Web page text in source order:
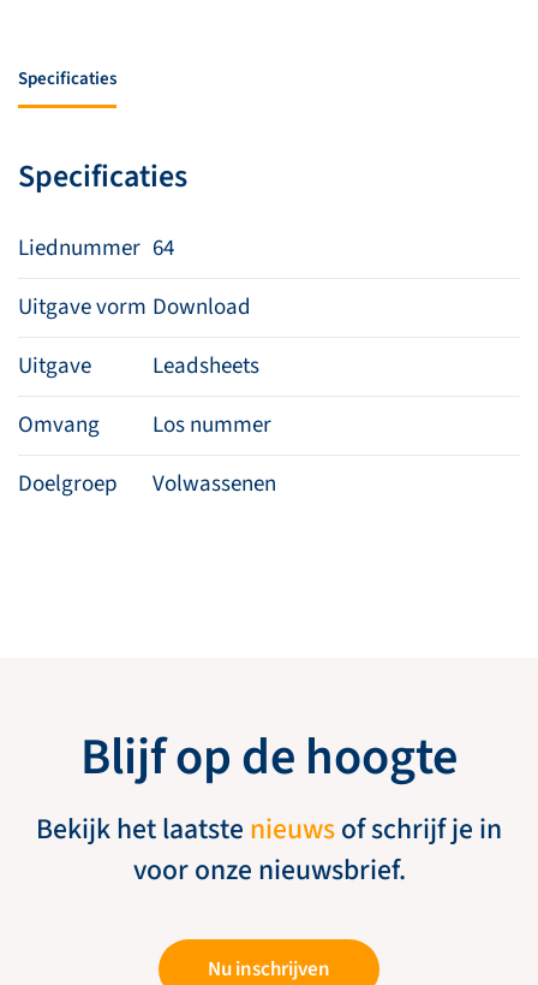
leven
Specificaties
Specificaties
Liednummer 64
Uitgave vorm Download
Uitgave
Leadsheets
Omvang
Los nummer
Doelgroep
Volwassenen
Blijf op de hoogte
Bekijk het laatste nieuwsof schrijf je in
voor onze nieuwsbrief.
Nu inschrijven